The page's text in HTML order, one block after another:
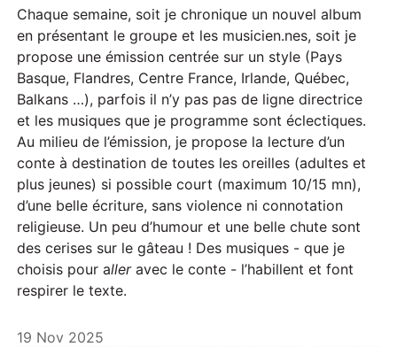
Chaque semaine, soit je chronique un nouvel album
en présentant le groupe et les musicien.nes, soit je
propose une émission centrée sur un style (Pays
Basque, Flandres, Centre France, Irlande, Québec,
Balkans …), parfois il n’y pas pas de ligne directrice
et les musiques que je programme sont éclectiques.
Au milieu de l’émission, je propose la lecture d’un
conte à destination de toutes les oreilles (adultes et
plus jeunes) si possible court (maximum 10/15 mn),
d’une belle écriture, sans violence ni connotation
religieuse. Un peu d’humour et une belle chute sont
des cerises sur le gâteau ! Des musiques - que je
choisis pour alleravec le conte - l’habillent et font
respirer le texte.
19 Nov 2025